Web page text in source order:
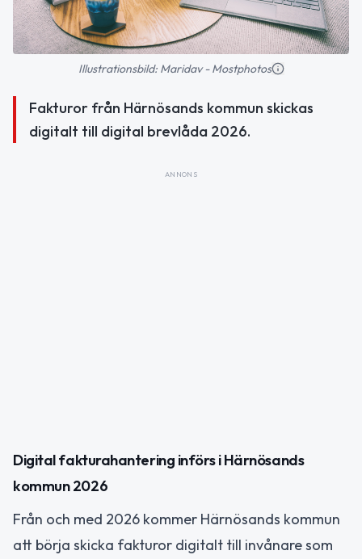
Illustrationsbild: Maridav - Mostphotos
Fakturor från Härnösands kommun skickas
digitalt till digital brevlåda 2026.
ANNONS
Digital fakturahantering införs i Härnösands
kommun 2026
Från och med 2026 kommer Härnösands kommun
att börja skicka fakturor digitalt till invånare som